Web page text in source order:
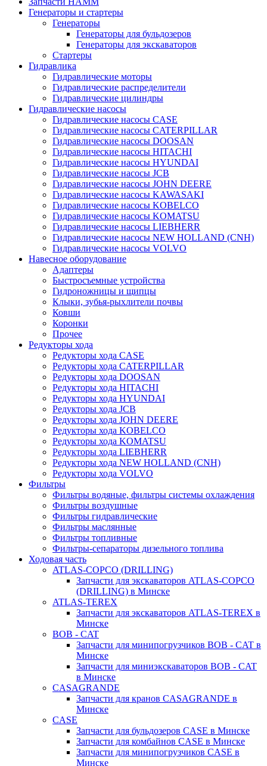
Генераторы и стартеры
Генераторы
Генераторы для бульдозеров
Генераторы для экскаваторов
Стартеры
Гидравлика
Гидравлические моторы
Гидравлические распределители
Гидравлические цилиндры
Гидравлические насосы
Гидравлические насосы CASE
Гидравлические насосы CATERPILLAR
Гидравлические насосы DOOSAN
Гидравлические насосы HITACHI
Гидравлические насосы HYUNDAI
Гидравлические насосы JCB
Гидравлические насосы JOHN DEERE
Гидравлические насосы KAWASAKI
Гидравлические насосы KOBELCO
Гидравлические насосы KOMATSU
Гидравлические насосы LIEBHERR
Гидравлические насосы NEW HOLLAND (CNH)
Гидравлические насосы VOLVO
Навесное оборудование
Адаптеры
Быстросъемные устройства
Гидроножницы и щипцы
Клыки, зубья-рыхлители почвы
Ковши
Коронки
Прочее
Редукторы хода
Редукторы хода CASE
Редукторы хода CATERPILLAR
Редукторы хода DOOSAN
Редукторы хода HITACHI
Редукторы хода HYUNDAI
Редукторы хода JCB
Редукторы хода JOHN DEERE
Редукторы хода KOBELCO
Редукторы хода KOMATSU
Редукторы хода LIEBHERR
Редукторы хода NEW HOLLAND (CNH)
Редукторы хода VOLVO
Фильтры
Фильтры водяные, фильтры системы охлаждения
Фильтры воздушные
Фильтры гидравлические
Фильтры маслянные
Фильтры топливные
Фильтры-сепараторы дизельного топлива
Ходовая часть
ATLAS-COPCO (DRILLING)
Запчасти для экскаваторов ATLAS-COPCO
(DRILLING) в Минске
ATLAS-TEREX
Запчасти для экскаваторов ATLAS-TEREX в
Минске
BOB - CAT
Запчасти для минипогрузчиков BOB - CAT в
Минске
Запчасти для миниэкскаваторов BOB - CAT
в Минске
CASAGRANDE
Запчасти для кранов CASAGRANDE в
Минске
CASE
Запчасти для бульдозеров CASE в Минске
Запчасти для комбайнов CASE в Минске
Запчасти для минипогрузчиков CASE в
Минске